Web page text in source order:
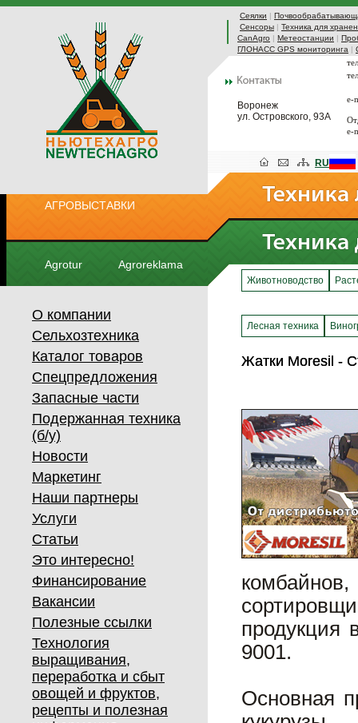
Сеялки |
Сенсоры | Техника для
CanAgro | Метеостанции |
ГЛОНАСС GPS мониторинга |
Воронеж
ул. Островского, 93А
e-
e-
АГРОВЫСТАВКИ
Agrotur Agroreklama
RU
О компании
Сельхозтехника
Каталог товаров
Спецпредложения
Запасные части
Подержанная техника
(б/у)
Новости
Маркетинг
Наши партнеры
Услуги
Статьи
Это интересно!
Финансирование
Вакансии
Полезные ссылки
Технология
выращивания,
переработка и сбыт
овощей и фруктов,
рецепты и полезная
Животноводство
Лесная техника
Жатки Moresil -
Жатки Moresil -
продукция
9001.
Основная